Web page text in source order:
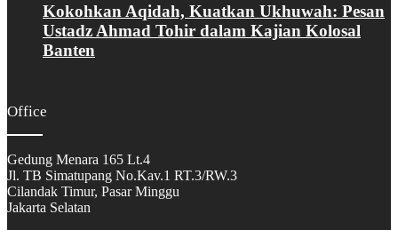
Kokohkan Aqidah, Kuatkan Ukhuwah: Pesan
Ustadz Ahmad Tohir dalam Kajian Kolosal
Banten
Office
Gedung Menara 165 Lt.4
Jl. TB Simatupang No.Kav.1 RT.3/RW.3
Cilandak Timur, Pasar Minggu
Jakarta Selatan